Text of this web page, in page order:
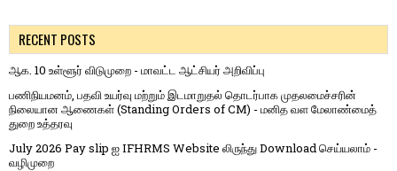
RECENT POSTS
ஆக. 10 உள்ளூர் விடுமுறை - மாவட்ட ஆட்சியர் அறிவிப்பு
பணிநியமனம், பதவி உயர்வு மற்றும் இடமாறுதல் தொடர்பாக முதலமைச்சரின்
நிலையான ஆணைகள் (Standing Orders of CM) - மனித வள மேலாண்மைத்
துறை உத்தரவு
July 2026 Pay slip ஐ IFHRMS Website லிருந்து Download செய்யலாம் -
வழிமுறை